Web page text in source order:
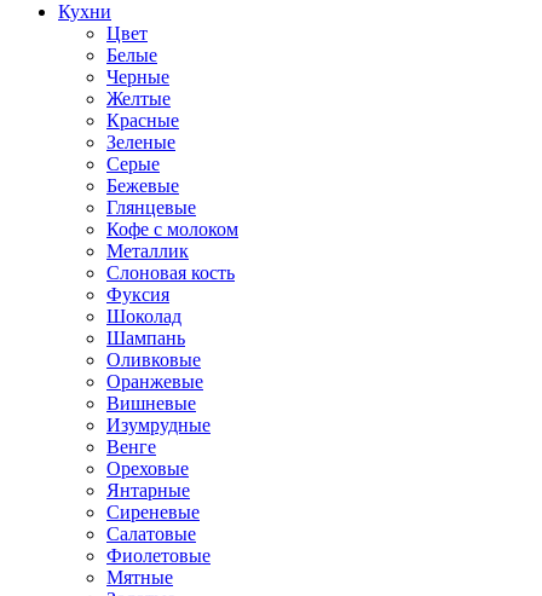
Кухни
Цвет
Белые
Черные
Желтые
Красные
Зеленые
Серые
Бежевые
Глянцевые
Кофе с молоком
Металлик
Слоновая кость
Фуксия
Шоколад
Шампань
Оливковые
Оранжевые
Вишневые
Изумрудные
Венге
Ореховые
Янтарные
Сиреневые
Салатовые
Фиолетовые
Мятные